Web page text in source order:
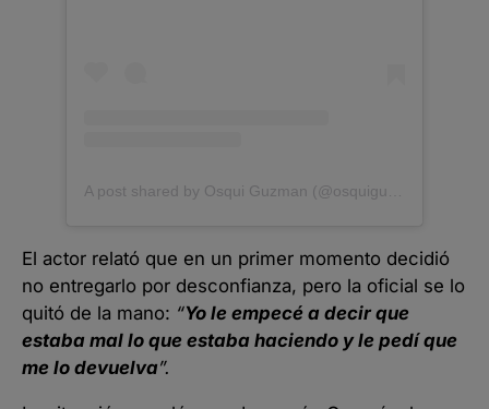
A post shared by Osqui Guzman (@osquiguzman)
El actor relató que en un primer momento decidió
no entregarlo por desconfianza, pero la oficial se lo
quitó de la mano: “Yo le empecé a decir que
estaba mal lo que estaba haciendo y le pedí que
me lo devuelva”.